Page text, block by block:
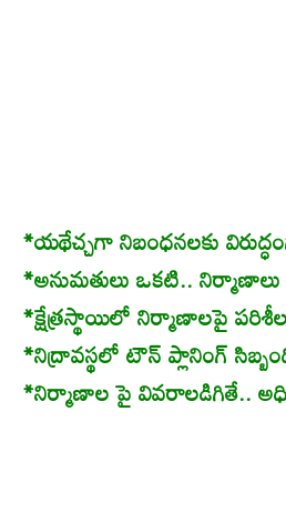
*యథేచ్చగా నిబంధనలకు
*అనుమతులు ఒకటి..
*క్షేత్రస్థాయిలో నిర్మాణాలపై
*నిద్రావస్థలో టౌన్ ప్లానింగ్
*నిర్మాణాల పై వివరాలడిగితే..